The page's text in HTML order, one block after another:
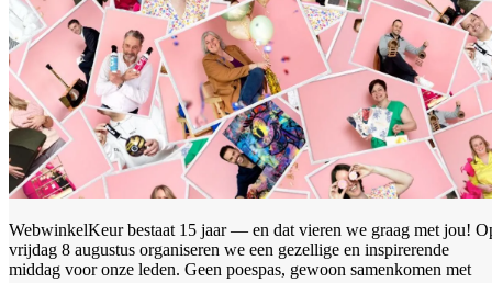
WebwinkelKeur bestaat 15 jaar — en dat vieren we graag met jou!
vrijdag 8 augustus organiseren we een gezellige en inspirerende
middag voor onze leden. Geen poespas, gewoon samenkomen met